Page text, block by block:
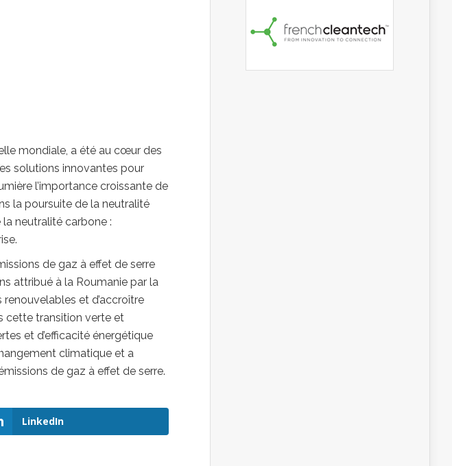
mondiale, a été au cœur des
solutions innovantes pour
l’importance croissante de
la poursuite de la neutralité
neutralité carbone :
de gaz à effet de serre
attribué à la Roumanie par la
et d’accroître
cette transition verte et
et d’efficacité énergétique
climatique et a
de gaz à effet de serre.
LinkedIn